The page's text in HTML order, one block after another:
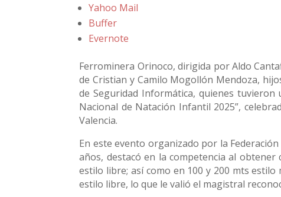
Yahoo Mail
Buffer
Evernote
Ferrominera Orinoco, dirigida por Aldo
de Cristian y Camilo Mogollón Mendoza,
de Seguridad Informática, quienes
Nacional de Natación Infantil 2025”,
Valencia.
En este evento organizado por la
años, destacó en la competencia al obtener
estilo libre; así como en 100 y 200 mts
estilo libre, lo que le valió el magistral